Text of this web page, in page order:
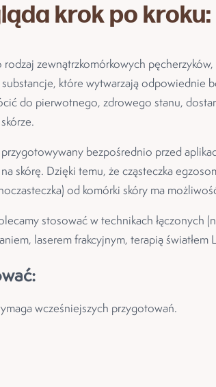
krok po kroku:
rodzaj zewnątrzkomórkowych
które wytwarzają odpowiednie
do pierwotnego, zdrowego stanu,
przygotowywany bezpośrednio przed
skórę. Dzięki temu, że cząsteczka
od komórki skóry ma
stosować w technikach łączonych
laserem frakcyjnym, terapią światłem
wcześniejszych przygotowań.